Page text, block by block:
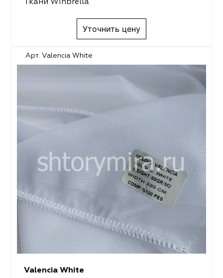
Ткани Winbrella
Уточнить цену
Арт. Valencia White
Valencia White